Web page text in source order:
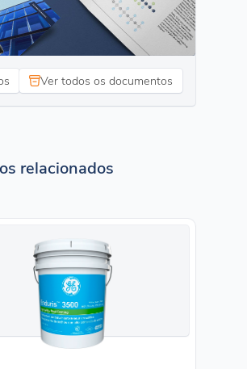
Ver todos os documentos
relacionados